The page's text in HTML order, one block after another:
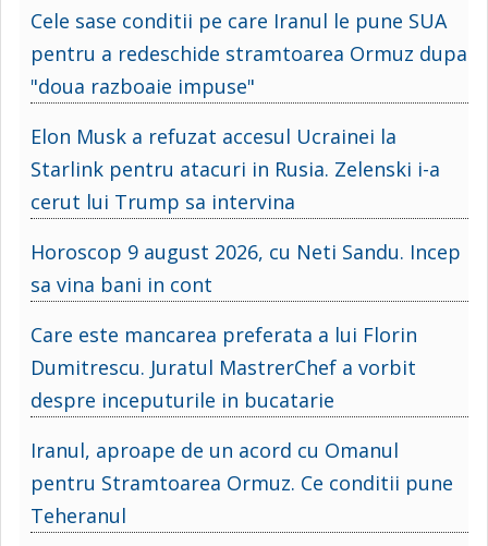
Cele sase conditii pe care Iranul le pune SUA
pentru a redeschide stramtoarea Ormuz dupa
"doua razboaie impuse"
Elon Musk a refuzat accesul Ucrainei la
Starlink pentru atacuri in Rusia. Zelenski i-a
cerut lui Trump sa intervina
Horoscop 9 august 2026, cu Neti Sandu. Incep
sa vina bani in cont
Care este mancarea preferata a lui Florin
Dumitrescu. Juratul MastrerChef a vorbit
despre inceputurile in bucatarie
Iranul, aproape de un acord cu Omanul
pentru Stramtoarea Ormuz. Ce conditii pune
Teheranul